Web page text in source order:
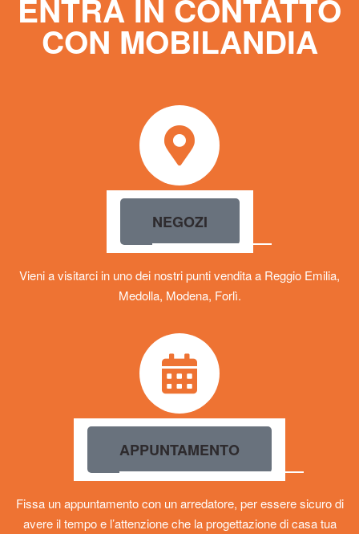
ENTRA IN CONTATTO
CON MOBILANDIA
NEGOZI
Vieni a visitarci in uno dei nostri punti vendita a Reggio Emilia,
Medolla, Modena, Forlì.
APPUNTAMENTO
Fissa un appuntamento con un arredatore, per essere sicuro di
avere il tempo e l’attenzione che la progettazione di casa tua